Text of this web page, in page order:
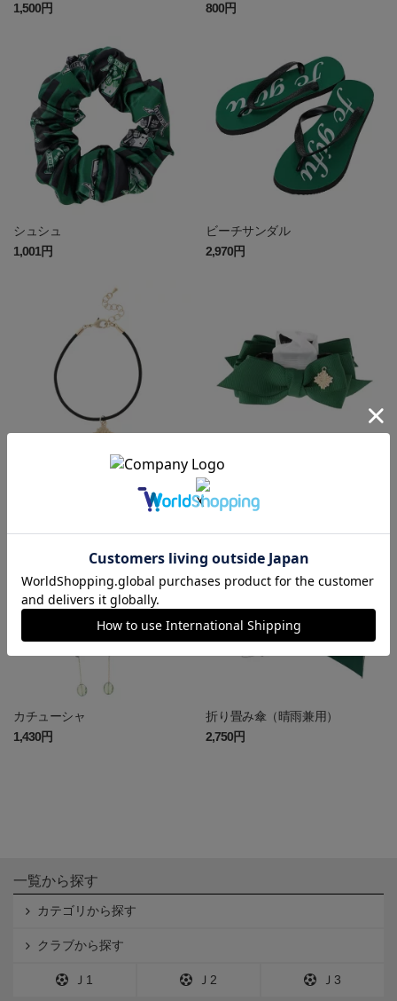
1,500円
800円
シュシュ
1,001円
ビーチサンダル
2,970円
バンスクリップ(リボン)
1,650円
カチューシャ
1,430円
折り畳み傘（晴雨兼用）
2,750円
一覧から探す
カテゴリから探す
クラブから探す
Ｊ1 Ｊ2 Ｊ3